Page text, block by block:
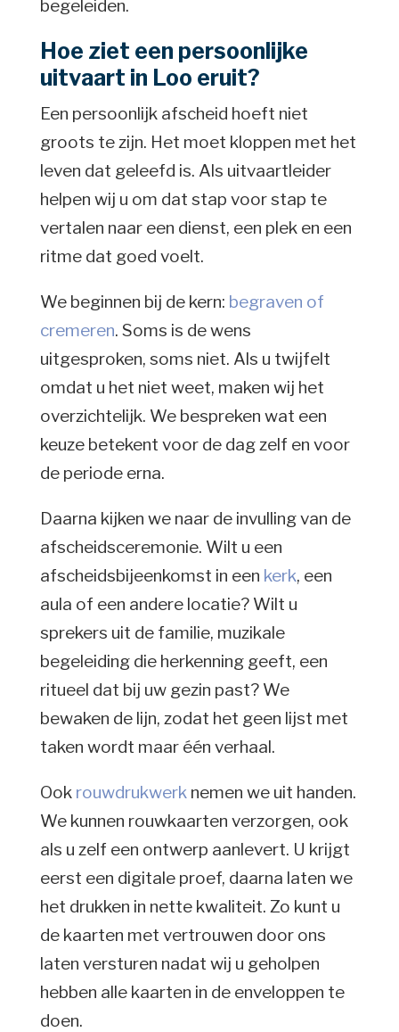
begeleiden.
Hoe ziet een persoonlijke
uitvaart in Loo eruit?
Een persoonlijk afscheid hoeft niet
groots te zijn. Het moet kloppen met het
leven dat geleefd is. Als uitvaartleider
helpen wij u om dat stap voor stap te
vertalen naar een dienst, een plek en een
ritme dat goed voelt.
We beginnen bij de kern: begraven of
cremeren. Soms is de wens
uitgesproken, soms niet. Als u twijfelt
omdat u het niet weet, maken wij het
overzichtelijk. We bespreken wat een
keuze betekent voor de dag zelf en voor
de periode erna.
Daarna kijken we naar de invulling van de
afscheidsceremonie. Wilt u een
afscheidsbijeenkomst in een kerk, een
aula of een andere locatie? Wilt u
sprekers uit de familie, muzikale
begeleiding die herkenning geeft, een
ritueel dat bij uw gezin past? We
bewaken de lijn, zodat het geen lijst met
taken wordt maar één verhaal.
Ook rouwdrukwerknemen we uit handen.
We kunnen rouwkaarten verzorgen, ook
als u zelf een ontwerp aanlevert. U krijgt
eerst een digitale proef, daarna laten we
het drukken in nette kwaliteit. Zo kunt u
de kaarten met vertrouwen door ons
laten versturen nadat wij u geholpen
hebben alle kaarten in de enveloppen te
doen.